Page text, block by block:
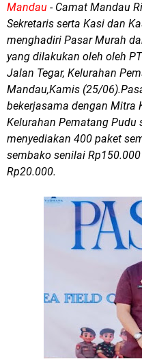
Mandau - Camat Mandau
Sekretaris serta Kasi dan
menghadiri Pasar Murah
yang dilakukan oleh oleh
Jalan Tegar, Kelurahan
Mandau,Kamis (25/
bekerjasama dengan Mitra
Kelurahan Pematang Pudu
menyediakan 400 paket
sembako senilai
Rp20.000.